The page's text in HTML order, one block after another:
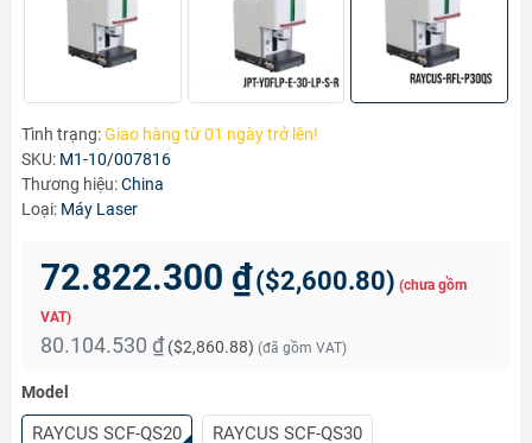
Tình trạng:Giao hàng từ 01 ngày trở lên!
SKU: M1-10/007816
Thương hiệu:China
Loại: Máy Laser
72.822.300 ₫($2,600.80) (chưa gồm
VAT)
80.104.530 ₫ ($2,860.88) (đã gồm VAT)
Model
RAYCUS SCF-QS20 RAYCUS SCF-QS30